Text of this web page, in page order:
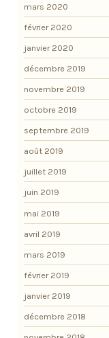
mars 2020
février 2020
janvier 2020
décembre 2019
novembre 2019
octobre 2019
septembre 2019
août 2019
juillet 2019
juin 2019
mai 2019
avril 2019
mars 2019
février 2019
janvier 2019
décembre 2018